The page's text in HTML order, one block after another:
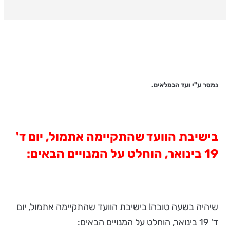
נמסר ע"י ועד הגמלאים.
בישיבת הוועד שהתקיימה אתמול, יום ד'
19 בינואר, הוחלט על המנויים הבאים:
שיהיה בשעה טובה! בישיבת הוועד שהתקיימה אתמול, יום
ד' 19 בינואר, הוחלט על המנויים הבאים: